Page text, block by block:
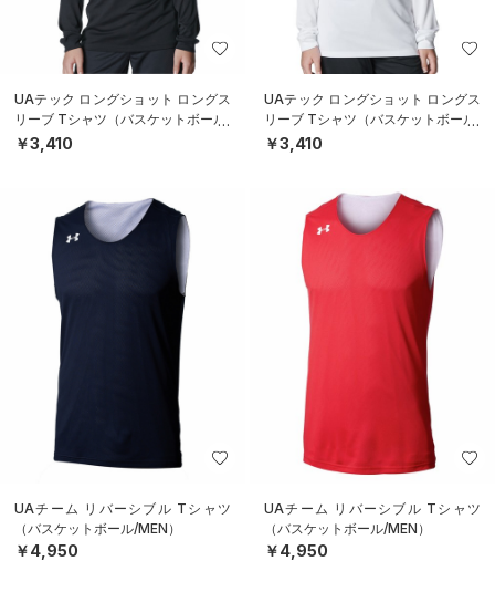
UAテック ロングショット ロングス
リーブ Tシャツ（バスケットボール/
BOYS）
￥3,410
UAテック ロングショット ロングス
リーブ Tシャツ（バスケットボール/
BOYS）
￥3,410
UAチーム リバーシブル Tシャツ
（バスケットボール/MEN）
￥4,950
UAチーム リバーシブル Tシャツ
（バスケットボール/MEN）
￥4,950